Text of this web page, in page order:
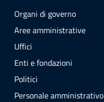
Organi di governo
Aree amministrative
Uffici
Enti e fondazioni
Politici
Personale amministrativo